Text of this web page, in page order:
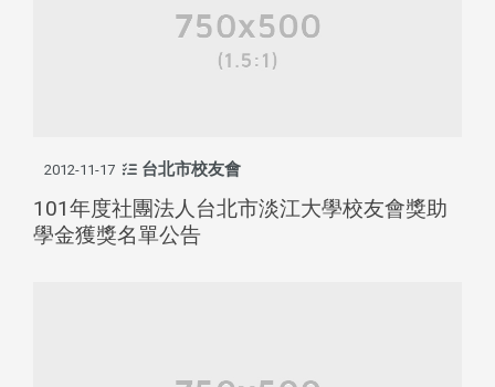
2012-11-17 台北市校友會
101年度社團法人台北市淡江大學校友會獎助
學金獲獎名單公告